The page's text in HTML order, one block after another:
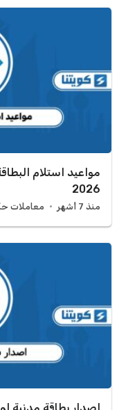
مواعيد استلام
2026
منذ 7 أشهر معاملات
اصدار بطاقة مدنية